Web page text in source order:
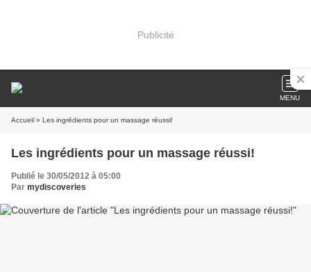
Publicité
MENU
Accueil » Les ingrédients pour un massage réussi!
Les ingrédients pour un massage réussi!
Publié le 30/05/2012 à 05:00
Par mydiscoveries